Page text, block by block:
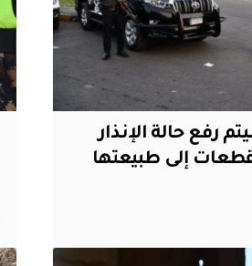
رفع حالة الإنذار
إلى طبيعتها